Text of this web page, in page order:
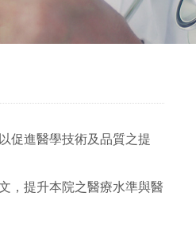
促進醫學技術及品質之提
，提升本院之醫療水準與醫